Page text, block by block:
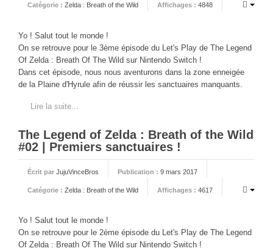
Sonic Chronicles Le Film
Review Figurines
Réalisations 3D
Reviews
Tutoriels
ARRM (Gamelist, Roms manager, Scraper)
Videos Turorials ARRM
PHOTOS
Catégorie : Zelda : Breath of the Wild Affichages : 4848
Yo ! Salut tout le monde !
On se retrouve pour le 3ème épisode du Let's Play de The Legend
Of Zelda : Breath Of The Wild sur Nintendo Switch !
Dans cet épisode, nous nous aventurons dans la zone enneigée
de la Plaine d'Hyrule afin de réussir les sanctuaires manquants.
Lire la suite...
The Legend of Zelda : Breath of the Wild
#02 | Premiers sanctuaires !
Écrit par JujuVinceBros Publication : 9 mars 2017
Catégorie : Zelda : Breath of the Wild Affichages : 4617
Yo ! Salut tout le monde !
On se retrouve pour le 2ème épisode du Let's Play de The Legend
Of Zelda : Breath Of The Wild sur Nintendo Switch !